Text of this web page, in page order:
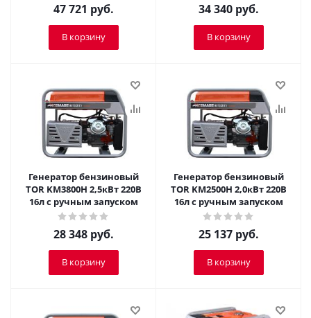
47 721 руб.
В корзину
34 340 руб.
В корзину
Генератор бензиновый
TOR KM3800H 2,5кВт 220В
16л с ручным запуском
28 348 руб.
В корзину
Генератор бензиновый
TOR KM2500H 2,0кВт 220В
16л с ручным запуском
25 137 руб.
В корзину